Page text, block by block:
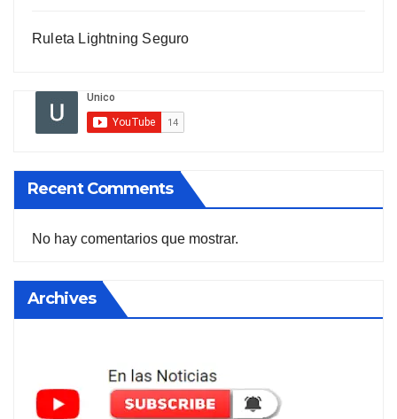
Ruleta Lightning Seguro
Recent Comments
No hay comentarios que mostrar.
Archives